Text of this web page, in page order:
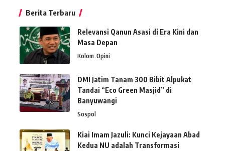
Berita Terbaru
Relevansi Qanun Asasi di Era Kini dan
Masa Depan
Kolom Opini
DMI Jatim Tanam 300 Bibit Alpukat
Tandai “Eco Green Masjid” di
Banyuwangi
Sospol
Kiai Imam Jazuli: Kunci Kejayaan Abad
Kedua NU adalah Transformasi